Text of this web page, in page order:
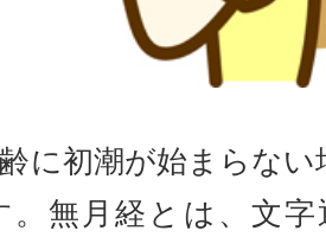
に初潮が始まらない
。無月経とは、文